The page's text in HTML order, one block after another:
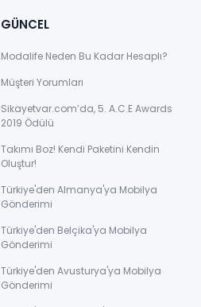
GÜNCEL
Modalife Neden Bu Kadar Hesaplı?
Müşteri Yorumları
Sikayetvar.com’da, 5. A.C.E Awards
2019 Ödülü
Takımı Boz! Kendi Paketini Kendin
Oluştur!
Türkiye'den Almanya'ya Mobilya
Gönderimi
Türkiye'den Belçika'ya Mobilya
Gönderimi
Türkiye'den Avusturya'ya Mobilya
Gönderimi